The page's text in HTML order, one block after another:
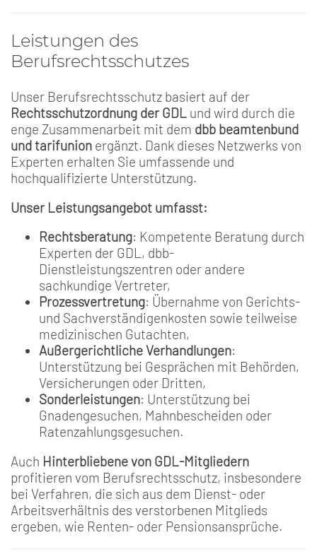
Leistungen des
Berufsrechtsschutzes
Unser Berufsrechtsschutz basiert auf der
Rechtsschutzordnung der GDL und wird durch die
enge Zusammenarbeit mit dem dbb beamtenbund
und tarifunion ergänzt. Dank dieses Netzwerks von
Experten erhalten Sie umfassende und
hochqualifizierte Unterstützung.
Unser Leistungsangebot umfasst:
Rechtsberatung: Kompetente Beratung durch
Experten der GDL, dbb-
Dienstleistungszentren oder andere
sachkundige Vertreter,
Prozessvertretung: Übernahme von Gerichts-
und Sachverständigenkosten sowie teilweise
medizinischen Gutachten,
Außergerichtliche Verhandlungen:
Unterstützung bei Gesprächen mit Behörden,
Versicherungen oder Dritten,
Sonderleistungen: Unterstützung bei
Gnadengesuchen, Mahnbescheiden oder
Ratenzahlungsgesuchen.
Auch Hinterbliebene von GDL-Mitgliedern
profitieren vom Berufsrechtsschutz, insbesondere
bei Verfahren, die sich aus dem Dienst- oder
Arbeitsverhältnis des verstorbenen Mitglieds
ergeben, wie Renten- oder Pensionsansprüche.